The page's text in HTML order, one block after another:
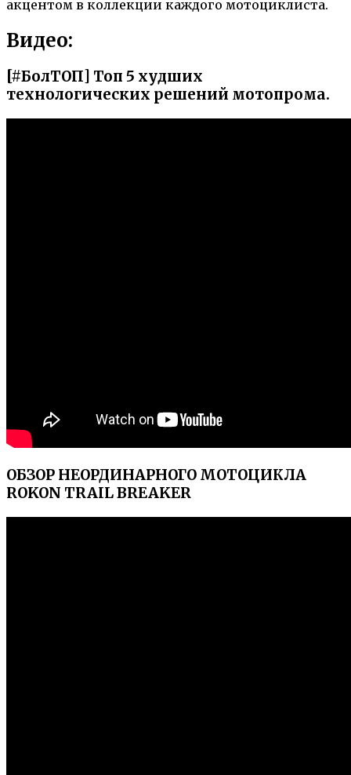
акцентом в коллекции каждого мотоциклиста.
Видео:
[#БолТОП] Топ 5 худших
технологических решений мотопрома.
ОБЗОР НЕОРДИНАРНОГО МОТОЦИКЛА
ROKON TRAIL BREAKER